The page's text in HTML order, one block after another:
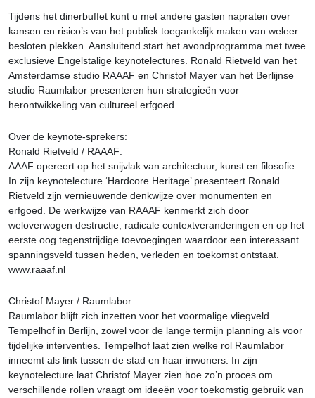
Tijdens het dinerbuffet kunt u met andere gasten napraten over
kansen en risico’s van het publiek toegankelijk maken van weleer
besloten plekken. Aansluitend start het avondprogramma met twee
exclusieve Engelstalige keynotelectures. Ronald Rietveld van het
Amsterdamse studio RAAAF en Christof Mayer van het Berlijnse
studio Raumlabor presenteren hun strategieën voor
herontwikkeling van cultureel erfgoed.
Over de keynote-sprekers:
Ronald Rietveld / RAAAF:
AAAF opereert op het snijvlak van architectuur, kunst en filosofie.
In zijn keynotelecture ‘Hardcore Heritage’ presenteert Ronald
Rietveld zijn vernieuwende denkwijze over monumenten en
erfgoed. De werkwijze van RAAAF kenmerkt zich door
weloverwogen destructie, radicale contextveranderingen en op het
eerste oog tegenstrijdige toevoegingen waardoor een interessant
spanningsveld tussen heden, verleden en toekomst ontstaat.
www.raaaf.nl
Christof Mayer / Raumlabor:
Raumlabor blijft zich inzetten voor het voormalige vliegveld
Tempelhof in Berlijn, zowel voor de lange termijn planning als voor
tijdelijke interventies. Tempelhof laat zien welke rol Raumlabor
inneemt als link tussen de stad en haar inwoners. In zijn
keynotelecture laat Christof Mayer zien hoe zo’n proces om
verschillende rollen vraagt om ideeën voor toekomstig gebruik van